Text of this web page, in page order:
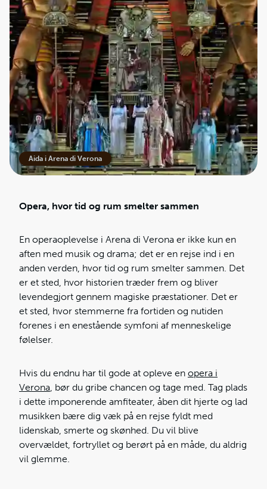
Aida i Arena di Verona
Opera, hvor tid og rum smelter sammen
En operaoplevelse i Arena di Verona er ikke kun en
aften med musik og drama; det er en rejse ind i en
anden verden, hvor tid og rum smelter sammen. Det
er et sted, hvor historien træder frem og bliver
levendegjort gennem magiske præstationer. Det er
et sted, hvor stemmerne fra fortiden og nutiden
forenes i en enestående symfoni af menneskelige
følelser.
Hvis du endnu har til gode at opleve en opera i
Verona, bør du gribe chancen og tage med. Tag plads
i dette imponerende amfiteater, åben dit hjerte og lad
musikken bære dig væk på en rejse fyldt med
lidenskab, smerte og skønhed. Du vil blive
overvældet, fortryllet og berørt på en måde, du aldrig
vil glemme.